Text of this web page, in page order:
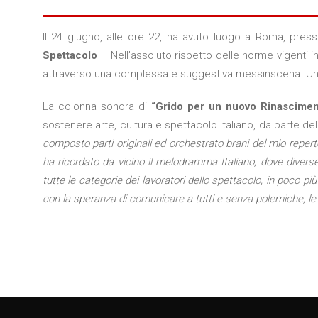
Il 24 giugno, alle ore 22, ha avuto luogo a Roma,
Spettacolo – Nell’assoluto rispetto delle norme vigenti
attraverso una complessa e suggestiva messinscena.
La colonna sonora di “Grido per un nuovo
sostenere arte, cultura e spettacolo italiano, da parte
composto parti originali ed orchestrato brani del mio
ha ricordato da vicino il melodramma Italiano, dove
tutte le categorie dei lavoratori dello spettacolo, in poco
con la speranza di comunicare a tutti e senza polemiche,